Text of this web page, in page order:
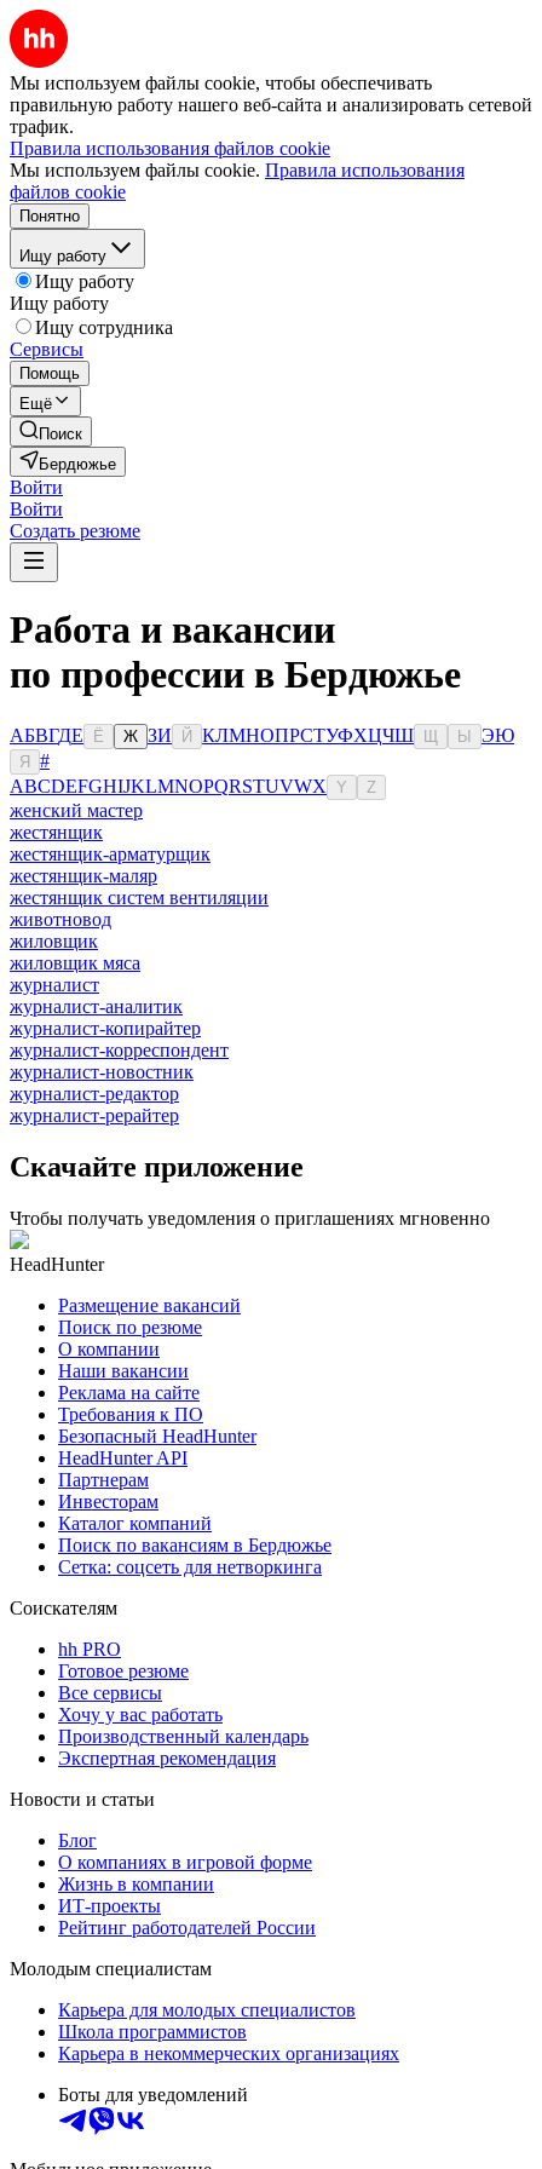
Мы используем файлы cookie, чтобы обеспечивать
правильную работу нашего веб-сайта и анализировать сетевой
трафик.
Правила использования файлов cookie
Мы используем файлы cookie. Правила использования
файлов cookie
Понятно
Ищу работу
Ищу работу
Ищу работу
Ищу сотрудника
Сервисы
Помощь
Ещё
Поиск
Бердюжье
Войти
Войти
Создать резюме
Работа и вакансии
по профессии в Бердюжье
АБВГДЕ Ё Ж ЗИ Й КЛМНОПРСТУФХЦЧШ Ы ЭЮ
Я
#
ABCDEFGHIJKLMNOPQRSTUVWX Y Z
женский мастер
жестянщик
жестянщик-арматурщик
жестянщик-маляр
жестянщик систем вентиляции
животновод
жиловщик
жиловщик мяса
журналист
журналист-аналитик
журналист-копирайтер
журналист-корреспондент
журналист-новостник
журналист-редактор
журналист-рерайтер
Скачайте приложение
Чтобы получать уведомления о приглашениях мгновенно
HeadHunter
Размещение вакансий
Поиск по резюме
О компании
Наши вакансии
Реклама на сайте
Требования к ПО
Безопасный HeadHunter
HeadHunter API
Партнерам
Инвесторам
Каталог компаний
Поиск по вакансиям в Бердюжье
Сетка: соцсеть для нетворкинга
Соискателям
hh PRO
Готовое резюме
Все сервисы
Хочу у вас работать
Производственный календарь
Экспертная рекомендация
Новости и статьи
Блог
О компаниях в игровой форме
Жизнь в компании
ИТ-проекты
Рейтинг работодателей России
Молодым специалистам
Карьера для молодых специалистов
Школа программистов
Карьера в некоммерческих организациях
Боты для уведомлений